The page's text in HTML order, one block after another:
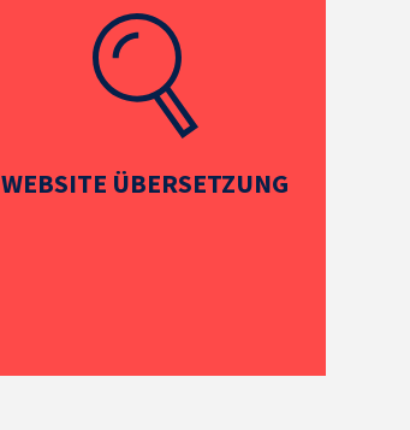
WEBSITE ÜBERSETZUNG